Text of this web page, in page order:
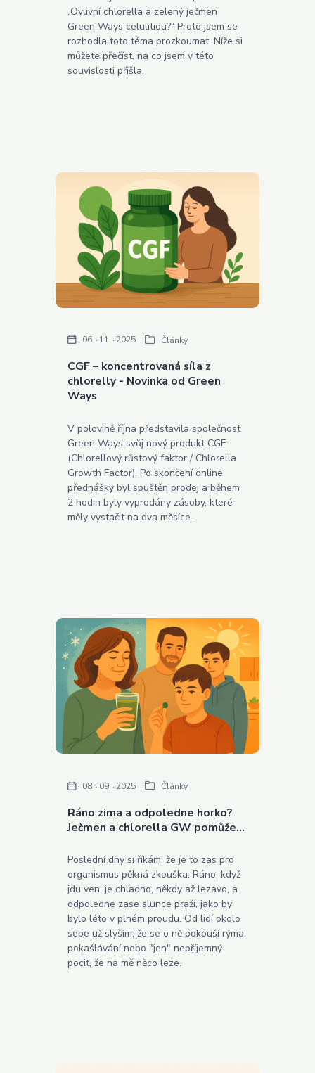
„Ovlivní chlorella a zelený ječmen
Green Ways celulitidu?“ Proto jsem se
rozhodla toto téma prozkoumat. Níže si
můžete přečíst, na co jsem v této
souvislosti přišla.
CGF – koncentrovaná síla z
chlorelly - Novinka od Green
Ways
06 11 2025 Články
V polovině října představila společnost
Green Ways svůj nový produkt CGF
(Chlorellový růstový faktor / Chlorella
Growth Factor). Po skončení online
přednášky byl spuštěn prodej a během
2 hodin byly vyprodány zásoby, které
měly vystačit na dva měsíce.
Ráno zima a odpoledne horko?
Ječmen a chlorella GW pomůže…
08 09 2025 Články
Poslední dny si říkám, že je to zas pro
organismus pěkná zkouška. Ráno, když
jdu ven, je chladno, někdy až lezavo, a
odpoledne zase slunce praží, jako by
bylo léto v plném proudu. Od lidí okolo
sebe už slyším, že se o ně pokouší rýma,
pokašlávání nebo "jen" nepříjemný
pocit, že na mě něco leze.